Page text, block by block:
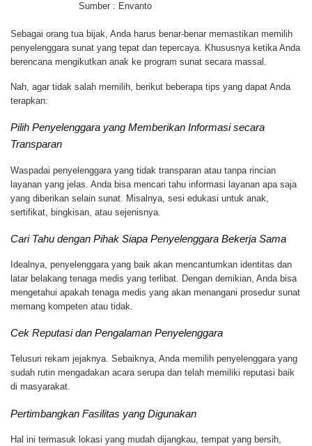
Sumber : Envanto
Sebagai orang tua bijak, Anda harus benar-benar memastikan memilih
penyelenggara sunat yang tepat dan tepercaya. Khususnya ketika Anda
berencana mengikutkan anak ke program sunat secara massal.
Nah, agar tidak salah memilih, berikut beberapa tips yang dapat Anda
terapkan:
Pilih Penyelenggara yang Memberikan Informasi secara
Transparan
Waspadai penyelenggara yang tidak transparan atau tanpa rincian
layanan yang jelas. Anda bisa mencari tahu informasi layanan apa saja
yang diberikan selain sunat. Misalnya, sesi edukasi untuk anak,
sertifikat, bingkisan, atau sejenisnya.
Cari Tahu dengan Pihak Siapa Penyelenggara Bekerja Sama
Idealnya, penyelenggara yang baik akan mencantumkan identitas dan
latar belakang tenaga medis yang terlibat. Dengan demikian, Anda bisa
mengetahui apakah tenaga medis yang akan menangani prosedur sunat
memang kompeten atau tidak.
Cek Reputasi dan Pengalaman Penyelenggara
Telusuri rekam jejaknya. Sebaiknya, Anda memilih penyelenggara yang
sudah rutin mengadakan acara serupa dan telah memiliki reputasi baik
di masyarakat.
Pertimbangkan Fasilitas yang Digunakan
Hal ini termasuk lokasi yang mudah dijangkau, tempat yang bersih,